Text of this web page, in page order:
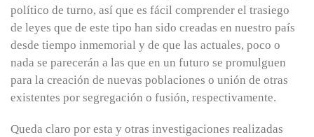
político de turno, así que es fácil comprender el trasiego
de leyes que de este tipo han sido creadas en nuestro país
desde tiempo inmemorial y de que las actuales, poco o
nada se parecerán a las que en un futuro se promulguen
para la creación de nuevas poblaciones o unión de otras
existentes por segregación o fusión, respectivamente.
Queda claro por esta y otras investigaciones realizadas